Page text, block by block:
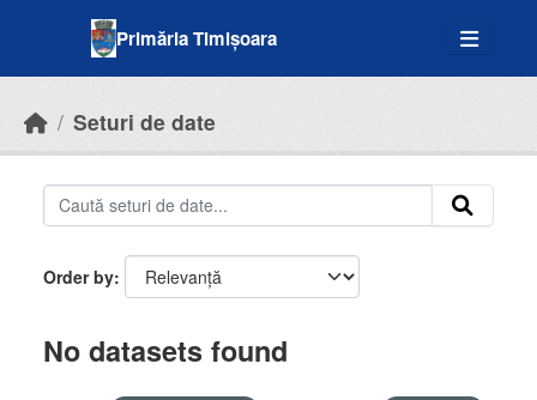
Primăria Timișoara
Seturi de date
Order by
No datasets found